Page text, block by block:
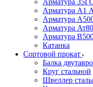
Арматура
Арматура А1
Арматура
Арматура
Арматура
Катанка
Сортовой прокат
Балка
Круг стальной
Швеллер